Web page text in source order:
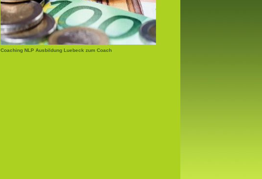
Coaching NLP Ausbildung Luebeck zum Coach